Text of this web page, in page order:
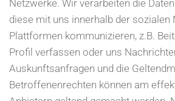
Netzwerke. Wir verarbeiten die
diese mit uns innerhalb der sozialen
Plattformen kommunizieren, z.B.
Profil verfassen oder uns
Auskunftsanfragen und die
Betroffenenrechten können am